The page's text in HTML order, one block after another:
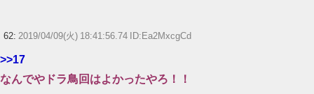
62: 2019/04/09(火) 18:41:56.74 ID:Ea2MxcgCd
>>17
なんでやドラ鳥回はよかったやろ！！